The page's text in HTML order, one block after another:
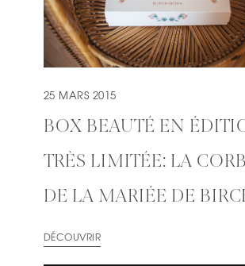
25 MARS 2015
BOX BEAUTÉ EN
TRÈS LIMITÉE: LA
DE LA MARIÉE DE
DÉCOUVRIR